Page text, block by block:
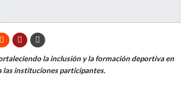
la inclusión y la formación deportiva en
las instituciones participantes.